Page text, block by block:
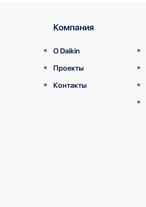
Компания
О Daikin
Проекты
Контакты